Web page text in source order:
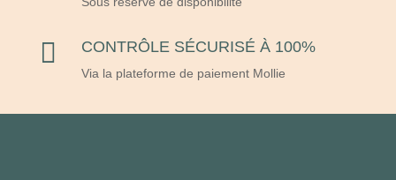
 CONTRÔLE SÉCURISÉ À 100%
Via la plateforme de paiement Mollie